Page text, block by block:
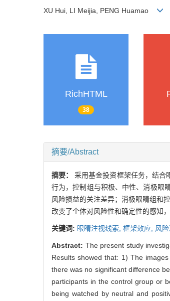
XU Hui, LI Meijia, PENG Huamao
RichHTML
38
摘要/Abstract
摘要：采用基金投资框架任务，结合
行为，控制组与积极、中性、消极眼
风险损益的关注差异；消极眼睛组和
改变了个体对风险性和确定性的感知
关键词: 眼睛注视线索, 框架效应, 风
Abstract: The present study
Results showed that: 1) The
there was no significant difference
participants in the control group or
being watched by neutral and